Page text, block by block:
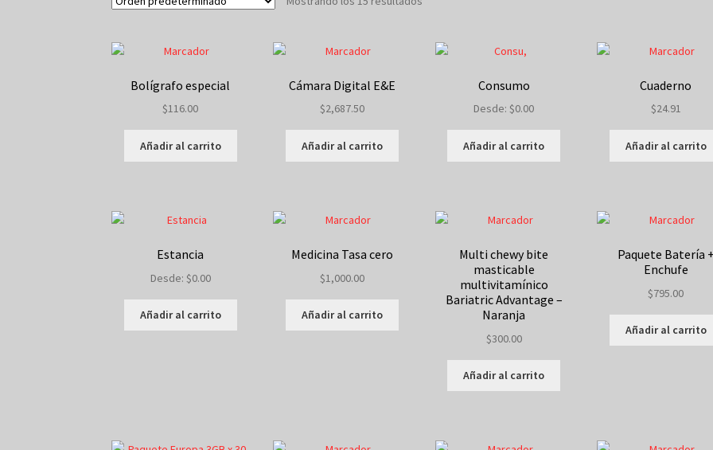
Bolígrafo especial
$116.00
Añadir al carrito
Cámara Digital E&E
$2,687.50
Añadir al carrito
Consumo
Desde:$0.00
Añadir al carrito
Cuaderno
$24.91
Añadir al carrito
Estancia
Desde: $0.00
Añadir al carrito
Medicina Tasa cero
$1,000.00
Añadir al carrito
Multi chewy bite
masticable
multivitamínico
Bariatric Advantage –
Naranja
$300.00
Añadir al carrito
Paquete Batería
Enchufe
$795.00
Añadir al carrito